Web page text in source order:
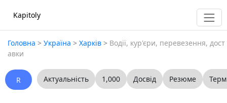
Kapitoly
Головна > Україна > Харків > Водії, кур'єри, перевезення, дост
авки
R Актуальність 1,000 Досвід Резюме